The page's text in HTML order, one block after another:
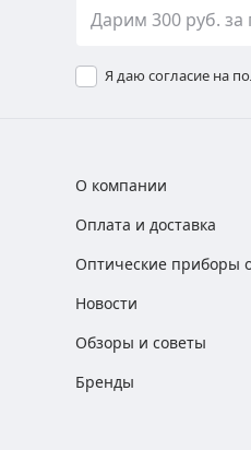
Я даю согласие на
О компании
Оплата и доставка
Оптические приборы
Новости
Обзоры и советы
Бренды